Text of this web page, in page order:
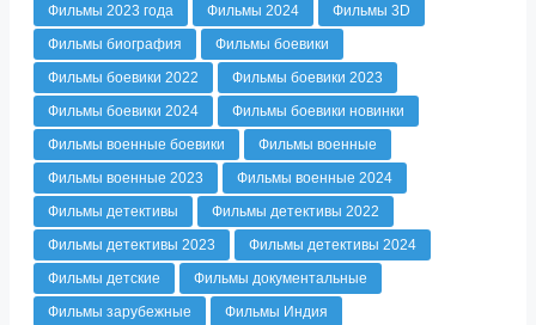
Фильмы 2023 года
Фильмы 2024
Фильмы 3D
Фильмы биография
Фильмы боевики
Фильмы боевики 2022
Фильмы боевики 2023
Фильмы боевики 2024
Фильмы боевики новинки
Фильмы военные боевики
Фильмы военные
Фильмы военные 2023
Фильмы военные 2024
Фильмы детективы
Фильмы детективы 2022
Фильмы детективы 2023
Фильмы детективы 2024
Фильмы детские
Фильмы документальные
Фильмы зарубежные
Фильмы Индия